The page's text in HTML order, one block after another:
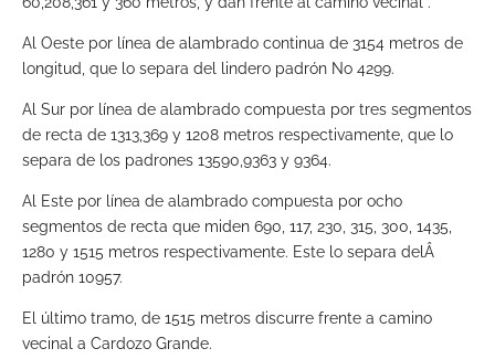
Al Oeste por línea de alambrado continua de 3154 metros de
longitud, que lo separa del lindero padrón No 4299.
Al Sur por línea de alambrado compuesta por tres segmentos
de recta de 1313,369 y 1208 metros respectivamente, que lo
separa de los padrones 13590,9363 y 9364.
Al Este por línea de alambrado compuesta por ocho
segmentos de recta que miden 690, 117, 230, 315, 300, 1435,
1280 y 1515 metros respectivamente. Este lo separa delÂ
padrón 10957.
El último tramo, de 1515 metros discurre frente a camino
vecinal a Cardozo Grande.